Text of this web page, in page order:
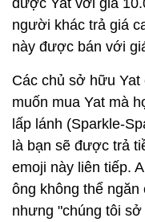
được Yat với giá
người khác trả giá
này được bán với
Các chủ sở hữu Yat
muốn mua Yat mà
lấp lánh (Sparkle-
là bạn sẽ được trả
emoji này liên tiếp.
ông không thể
nhưng "chúng tôi